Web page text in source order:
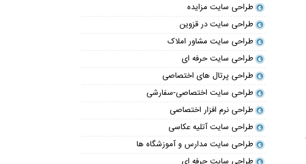
طراحی سایت مزایده
طراحی سایت در قزوین
طراحی سایت مشاور املاک
طراحی سایت حرفه ای
طراحی پرتال های اختصاصی
طراحی سایت اختصاصی-سفارشی
طراحی نرم افزار اختصاصی
طراحی سایت آتلیه عکاسی
طراحی سایت مدارس و آموزشگاه ها